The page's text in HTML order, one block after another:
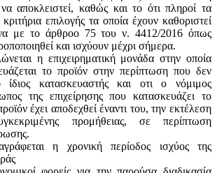
αποκλειστεί, καθώς και το ότι πληροί τα
κριτήρια επιλογής τα οποία έχουν καθοριστεί
με τo άρθροo 75 του ν. 4412/2016 όπως
και ισχύουν μέχρι σήμερα.
η επιχειρηματική μονάδα στην οποία
το προϊόν στην περίπτωση που δεν
ίδιος κατασκευαστής και oτι ο νόμιμος
της επιχείρησης που κατασκευάζει το
έχει αποδεχθεί έναντι του, την εκτέλεση
προμήθειας, σε περίπτωση
η χρονική περίοδος ισχύος της